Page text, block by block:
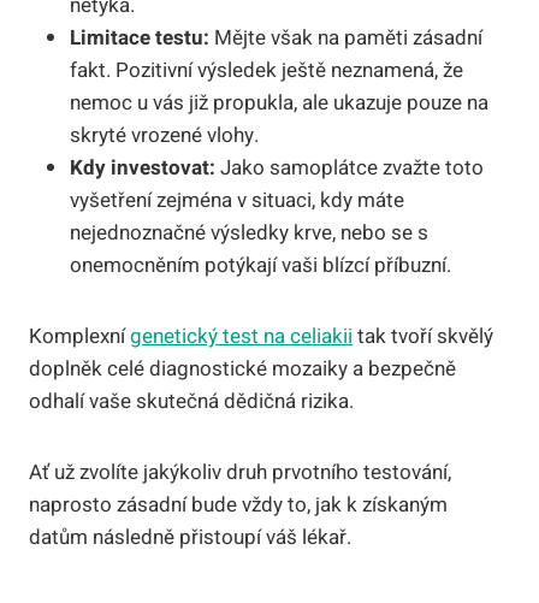
Limitace testu: Mějte však na paměti zásadní
fakt. Pozitivní výsledek ještě neznamená, že
nemoc u vás již propukla, ale ukazuje pouze na
skryté vrozené vlohy.
Kdy investovat: Jako samoplátce zvažte toto
vyšetření zejména v situaci, kdy máte
nejednoznačné výsledky krve, nebo se s
onemocněním potýkají vaši blízcí příbuzní.
Komplexnígenetický test na celiakiitak tvoří skvělý
doplněk celé diagnostické mozaiky a bezpečně
odhalí vaše skutečná dědičná rizika.
Ať už zvolíte jakýkoliv druh prvotního testování,
naprosto zásadní bude vždy to, jak k získaným
datům následně přistoupí váš lékař.